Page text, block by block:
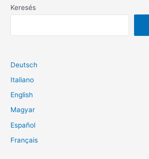
Keresés
Deutsch
Italiano
English
Magyar
Español
Français